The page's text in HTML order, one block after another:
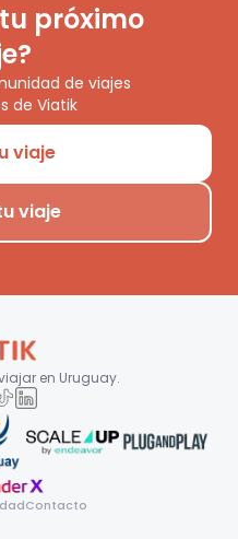
próximo
de viajes
de Viatik
viaje
viaje
en Uruguay.
Contacto